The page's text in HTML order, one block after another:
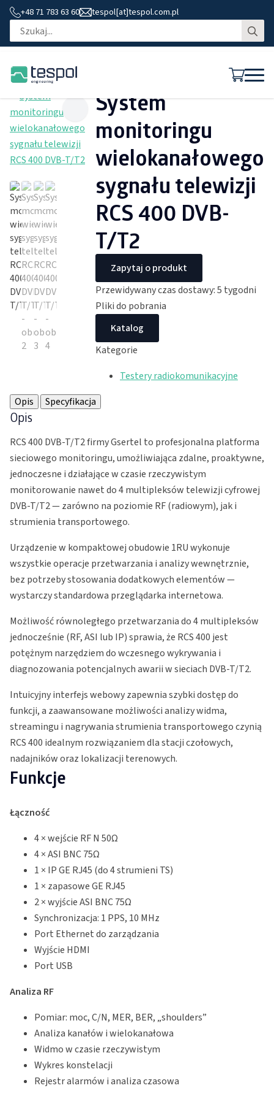
+48 71 783 63 60 tespol[at]tespol.com.pl
System
monitoringu
wielokanałowego
sygnału telewizji
RCS 400 DVB-
T/T2
Zapytaj o produkt
Przewidywany czas dostawy: 5 tygodni
Pliki do pobrania
Katalog
Kategorie
Testery radiokomunikacyjne
Opis
Specyfikacja
Opis
RCS 400 DVB-T/T2 firmy Gsertel to profesjonalna platforma
sieciowego monitoringu, umożliwiająca zdalne, proaktywne,
jednoczesne i działające w czasie rzeczywistym
monitorowanie nawet do 4 multipleksów telewizji cyfrowej
DVB-T/T2 — zarówno na poziomie RF (radiowym), jak i
strumienia transportowego.
Urządzenie w kompaktowej obudowie 1RU wykonuje
wszystkie operacje przetwarzania i analizy wewnętrznie,
bez potrzeby stosowania dodatkowych elementów —
wystarczy standardowa przeglądarka internetowa.
Możliwość równoległego przetwarzania do 4 multipleksów
jednocześnie (RF, ASI lub IP) sprawia, że RCS 400 jest
potężnym narzędziem do wczesnego wykrywania i
diagnozowania potencjalnych awarii w sieciach DVB-T/T2.
Intuicyjny interfejs webowy zapewnia szybki dostęp do
funkcji, a zaawansowane możliwości analizy widma,
streamingu i nagrywania strumienia transportowego czynią
RCS 400 idealnym rozwiązaniem dla stacji czołowych,
nadajników oraz lokalizacji terenowych.
Funkcje
Łączność
4 × wejście RF N 50Ω
4 × ASI BNC 75Ω
1 × IP GE RJ45 (do 4 strumieni TS)
1 × zapasowe GE RJ45
2 × wyjście ASI BNC 75Ω
Synchronizacja: 1 PPS, 10 MHz
Port Ethernet do zarządzania
Wyjście HDMI
Port USB
Analiza RF
Pomiar: moc, C/N, MER, BER, „shoulders”
Analiza kanałów i wielokanałowa
Widmo w czasie rzeczywistym
Wykres konstelacji
Rejestr alarmów i analiza czasowa